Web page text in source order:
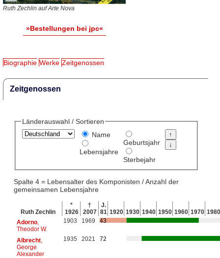
Ruth Zechlin auf Arte Nova
»Bestellungen bei jpc«
Biographie Werke Zeitgenossen
Zeitgenossen
Länderauswahl / Sortieren
Name
Lebensjahre
Geburtsjahr
Sterbejahr
Spalte 4 = Lebensalter des Komponisten / Anzahl der
gemeinsamen Lebensjahre
Ruth Zechlin
*
1926
†
2007
J.
81 1920 1930 1940 1950 1960 1970 1980
Adorno,
Theodor W.
1903 1969 43
Albrecht,
George
Alexander
1935 2021 72